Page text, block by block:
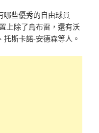
些優秀的自由球員
上除了烏布雷，還有沃
斯卡諾-安德森等人。